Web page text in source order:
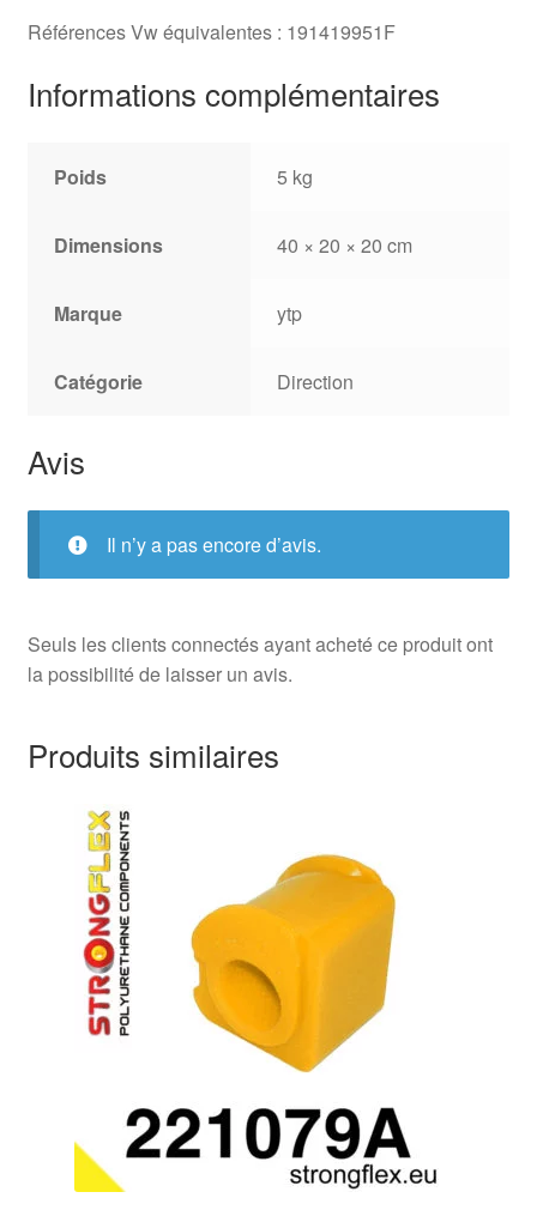
Références Vw équivalentes : 191419951F
Informations complémentaires
Poids 5 kg
Dimensions 40 × 20 × 20 cm
Marque ytp
Catégorie Direction
Avis
Il n’y a pas encore d’avis.
Seuls les clients connectés ayant acheté ce produit ont
la possibilité de laisser un avis.
Produits similaires